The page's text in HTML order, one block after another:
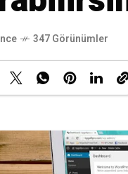
347 Görünümler